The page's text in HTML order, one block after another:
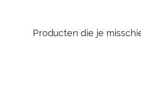
Producten die je